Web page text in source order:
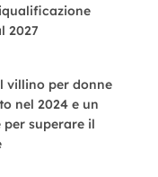
2027
villino per donne
nel 2024 e un
superare il